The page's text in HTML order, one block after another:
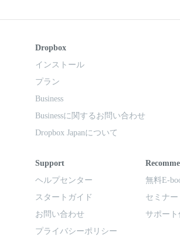
Dropbox
インストール
プラン
Business
Businessに関するお問い合わせ
Dropbox Japanについて
Support
ヘルプセンター
スタートガイド
お問い合わせ
プライバシーポリシー
無料E-
セミナー
サポー